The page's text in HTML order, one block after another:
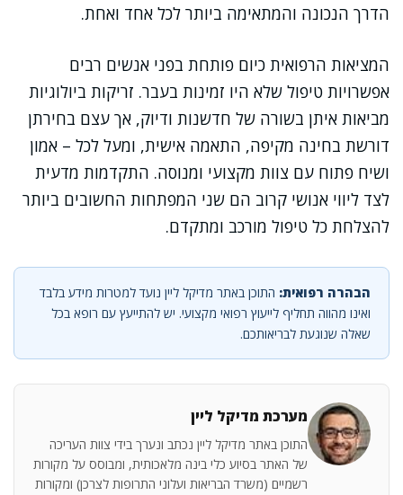
הדרך הנכונה והמתאימה ביותר לכל אחד ואחת.
המציאות הרפואית כיום פותחת בפני אנשים רבים
אפשרויות טיפול שלא היו זמינות בעבר. זריקות ביולוגיות
מביאות איתן בשורה של חדשנות ודיוק, אך עצם בחירתן
דורשת בחינה מקיפה, התאמה אישית, ומעל לכל – אמון
ושיח פתוח עם צוות מקצועי ומנוסה. התקדמות מדעית
לצד ליווי אנושי קרוב הם שני המפתחות החשובים ביותר
להצלחת כל טיפול מורכב ומתקדם.
הבהרה רפואית: התוכן באתר מדיקל ליין נועד למטרות מידע בלבד
ואינו מהווה תחליף לייעוץ רפואי מקצועי. יש להתייעץ עם רופא בכל
שאלה שנוגעת לבריאותכם.
מערכת מדיקל ליין
התוכן באתר מדיקל ליין נכתב ונערך בידי צוות העריכה
של האתר בסיוע כלי בינה מלאכותית, ומבוסס על מקורות
רשמיים (משרד הבריאות ועלוני התרופות לצרכן) ומקורות